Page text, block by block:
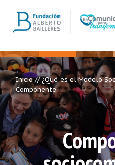
Inicio//¿Qué es el Modelo
Componente